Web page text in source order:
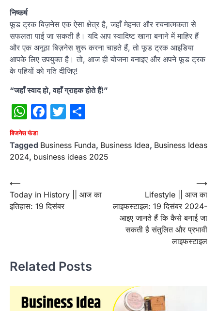
निष्कर्ष
फूड ट्रक बिज़नेस एक ऐसा क्षेत्र है, जहाँ मेहनत और रचनात्मकता से
सफलता पाई जा सकती है। यदि आप स्वादिष्ट खाना बनाने में माहिर हैं
और एक अनूठा बिज़नेस शुरू करना चाहते हैं, तो फूड ट्रक आइडिया
आपके लिए उपयुक्त है। तो, आज ही योजना बनाइए और अपने फूड ट्रक
के पहियों को गति दीजिए!
“जहाँ स्वाद हो, वहाँ ग्राहक होते हैं!”
WhatsApp
Facebook
Twitter
बिजनेस फंडा
Tagged Business Funda, Business Idea, Business Ideas
2024, business ideas 2025
Post
navigation
⟵
Today in History || आज का
इतिहास: 19 दिसंबर
Lifestyle || आज का
लाइफस्टाइल: 19 दिसंबर 2024-
आइए जानते हैं कि कैसे बनाई जा
सकती है संतुलित और प्रभावी
लाइफस्टाइल
⟶
Related Posts